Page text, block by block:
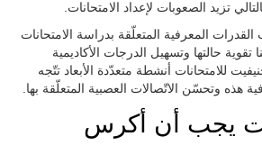
تزيد الصعوبات لإعداد الامتحانات.
المعرفية المتعلّقة بدراسة الامتحانات
تقوية حالتها وتسهيل الدرجات الأكاديمية
للامتحانات أنشطة متعدّدة الأبعاد تتّجه
هذه وتحسّن الاتّصالات العصبية المتعلّقة بها.
يجب أن أكرس